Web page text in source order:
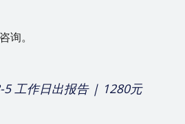
询。
工作日出报告 | 1280元